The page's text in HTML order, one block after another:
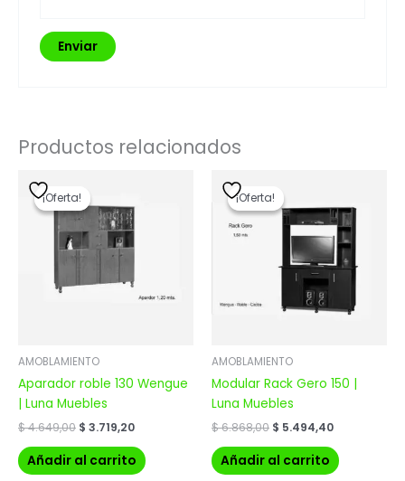
Productos relacionados
¡Oferta!
¡Oferta!
AMOBLAMIENTO
Aparador roble 130 Wengue
| Luna Muebles
$4.649,00
precio
original
era:
$ 4.649,00.
$ 3.719,20
actual
Añadir al carrito
¡Oferta!
¡Oferta!
AMOBLAMIENTO
Modular Rack Gero 150 |
Luna Muebles
$6.868,00
precio
original
era:
$ 6.868,00.
$ 5.494,40
actual
es:
$ 5.494,40.
Añadir al carrito